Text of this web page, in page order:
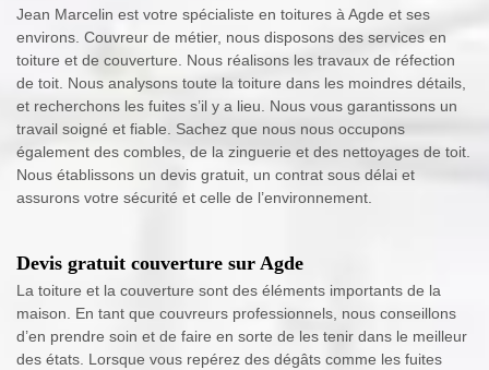
Jean Marcelin est votre spécialiste en toitures à Agde et ses
environs. Couvreur de métier, nous disposons des services en
toiture et de couverture. Nous réalisons les travaux de réfection
de toit. Nous analysons toute la toiture dans les moindres détails,
et recherchons les fuites s’il y a lieu. Nous vous garantissons un
travail soigné et fiable. Sachez que nous nous occupons
également des combles, de la zinguerie et des nettoyages de toit.
Nous établissons un devis gratuit, un contrat sous délai et
assurons votre sécurité et celle de l’environnement.
Devis gratuit couverture sur Agde
La toiture et la couverture sont des éléments importants de la
maison. En tant que couvreurs professionnels, nous conseillons
d’en prendre soin et de faire en sorte de les tenir dans le meilleur
des états. Lorsque vous repérez des dégâts comme les fuites